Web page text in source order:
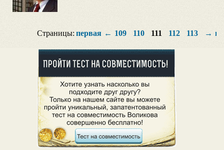
Страницы: первая ← 109 110 111 112 113 →